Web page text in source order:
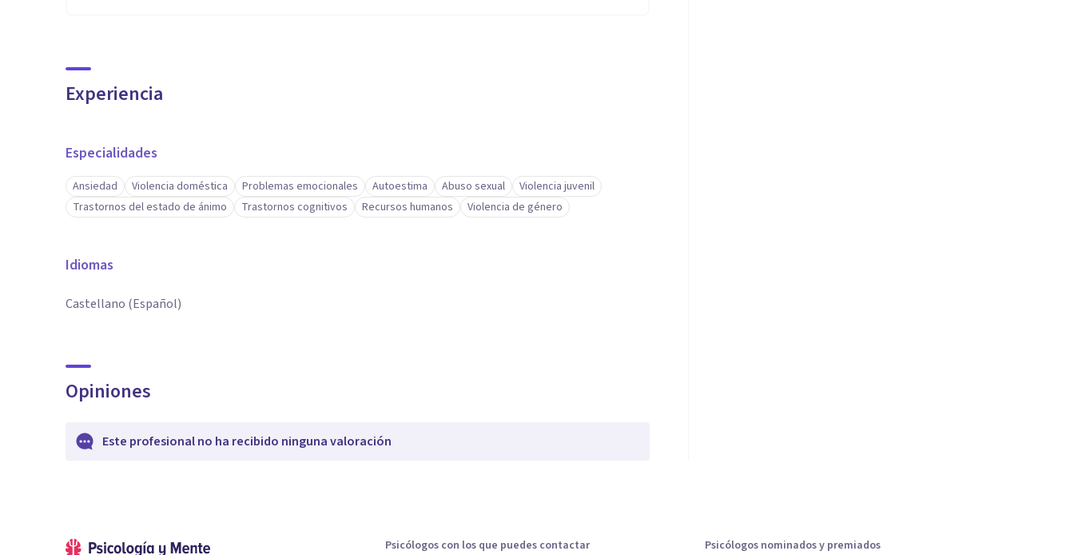
Experiencia
Especialidades
Ansiedad Violencia doméstica Problemas emocionales Autoestima Abuso sexual
Violencia juvenil
Trastornos del estado de ánimo
Trastornos cognitivos Recursos humanos Violencia de género
Idiomas
Castellano (Español)
Opiniones
Este profesional no ha recibido ninguna valoración
Psicólogos con los que puedes contactar Psicólogos nominados y premiados